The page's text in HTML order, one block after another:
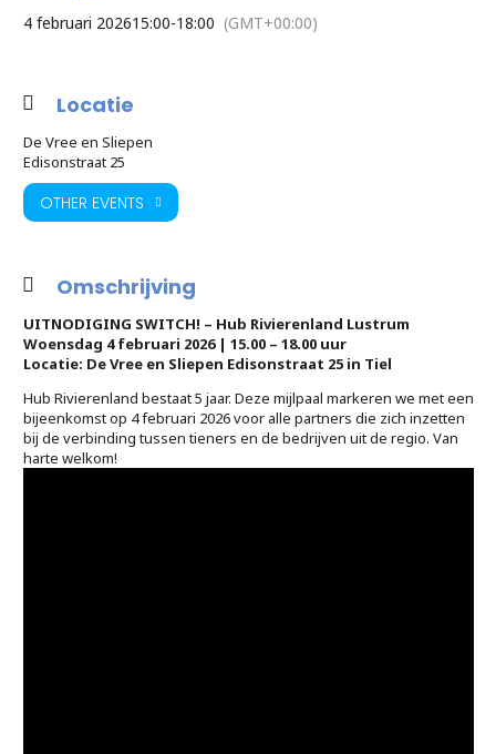
4 februari 202615:00-18:00 (GMT+00:00)
Locatie
De Vree en Sliepen
Edisonstraat 25
OTHER EVENTS
Omschrijving
UITNODIGING SWITCH! – Hub Rivierenland Lustrum
Woensdag 4 februari 2026 | 15.00 – 18.00 uur
Locatie: De Vree en Sliepen Edisonstraat 25 in Tiel
Hub Rivierenland bestaat 5 jaar. Deze mijlpaal markeren we met een
bijeenkomst op 4 februari 2026 voor alle partners die zich inzetten
bij de verbinding tussen tieners en de bedrijven uit de regio. Van
harte welkom!